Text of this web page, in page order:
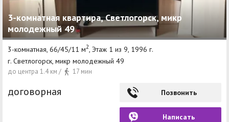
3-комнатная квартира, Светлогорск, микр
молодежный 49
3-комнатная, 66/45/11 м2 , Этаж 1 из 9, 1996 г.
г. Светлогорск, микр молодежный 49
до центра 1.4 км / 17 мин
договорная Позвонить
Написать